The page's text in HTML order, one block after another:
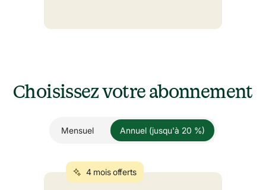
Choisissez votre abonnement
Mensuel Annuel (jusqu'à 20 %)
4 mois offerts